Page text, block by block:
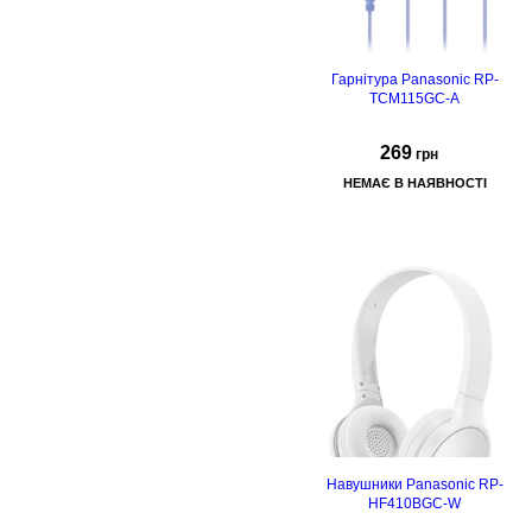
Гарнітура Panasonic RP-
TCM115GC-A
269 грн
НЕМАЄ В НАЯВНОСТІ
Навушники Panasonic RP-
HF410BGC-W